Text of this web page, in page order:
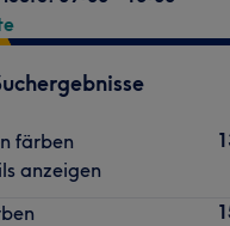
färben
anzeigen